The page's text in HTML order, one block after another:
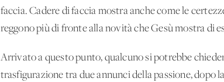
faccia. Cadere di faccia mostra anche come le
reggono più di fronte alla novità che Gesù mostra di
Arrivato a questo punto, qualcuno si potrebbe
trasfigurazione tra due annunci della passione, dopo